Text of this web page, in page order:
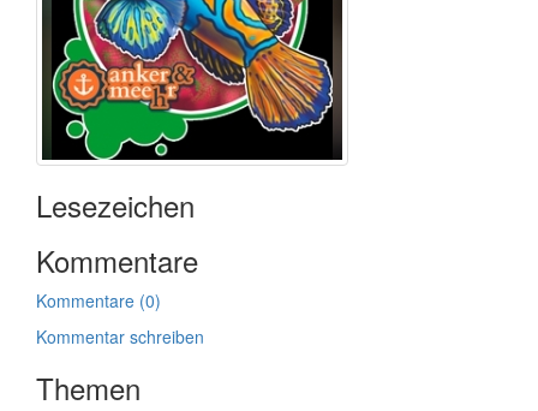
Lesezeichen
Kommentare
Kommentare (0)
Kommentar schreiben
Themen